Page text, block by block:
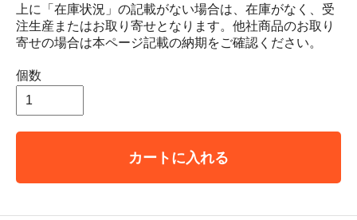
上に「在庫状況」の記載がない場合は、在庫がなく、受
注生産またはお取り寄せとなります。他社商品のお取り
寄せの場合は本ページ記載の納期をご確認ください。
個数
カートに入れる